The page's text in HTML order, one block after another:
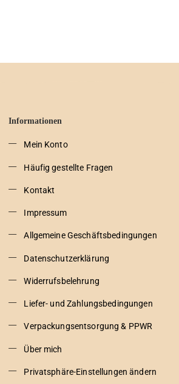
Informationen
Mein Konto
Häufig gestellte Fragen
Kontakt
Impressum
Allgemeine Geschäftsbedingungen
Datenschutzerklärung
Widerrufsbelehrung
Liefer- und Zahlungsbedingungen
Verpackungsentsorgung & PPWR
Über mich
Privatsphäre-Einstellungen ändern